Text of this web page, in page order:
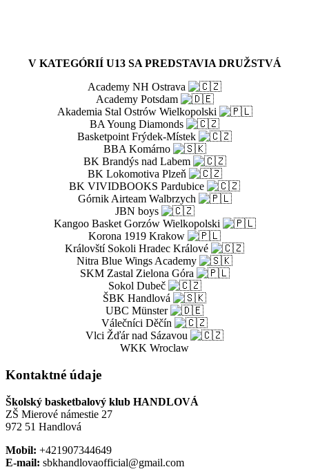
V KATEGÓRIÍ U13 SA PREDSTAVIA DRUŽSTVÁ
Academy NH Ostrava
Academy Potsdam
Akademia Stal Ostrów Wielkopolski
BA Young Diamonds
Basketpoint Frýdek-Místek
BBA Komárno
BK Brandýs nad Labem
BK Lokomotiva Plzeň
BK VIVIDBOOKS Pardubice
Górnik Airteam Walbrzych
JBN boys
Kangoo Basket Gorzów Wielkopolski
Korona 1919 Krakow
Královští Sokoli Hradec Králové
Nitra Blue Wings Academy
SKM Zastal Zielona Góra
Sokol Dubeč
ŠBK Handlová
UBC Münster
Válečníci Děčín
Vlci Žďár nad Sázavou
WKK Wroclaw
Kontaktné údaje
Školský basketbalový klub HANDLOVÁ
ZŠ Mierové námestie 27
972 51 Handlová
Mobil: +421907344649
E-mail: sbkhandlovaofficial@gmail.com